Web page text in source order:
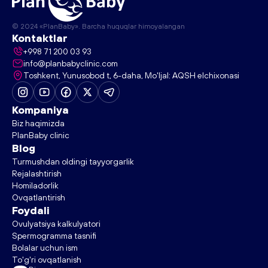
© 2024 «PlanBaby». Barcha huquqlar himoyalangan
Kontaktlar
+998 71 200 03 93
info@planbabyclinic.com
Toshkent, Yunusobod t, 6-daha, Mo'ljal: AQSH elchixonasi
Kompaniya
Biz haqimizda
PlanBaby clinic
Blog
Turmushdan oldingi tayyorgarlik
Rejalashtirish
Homiladorlik
Ovqatlantirish
Foydali
Ovulyatsiya kalkulyatori
Spermogramma tasnifi
Bolalar uchun ism
To'g'ri ovqatlanish
RedMedia